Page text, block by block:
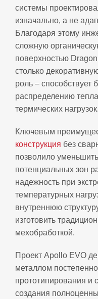
системы
изначально, а не
Благодаря этому
сложную
поверхностью
столько
роль –
распределению
термических нагрузок.
Ключевым
конструкция без
позволило
потенциальных зон
надежность при
температурных
внутреннюю
изготовить
мехобработкой.
Проект Apollo EVO
металлом
прототипирования и
создания